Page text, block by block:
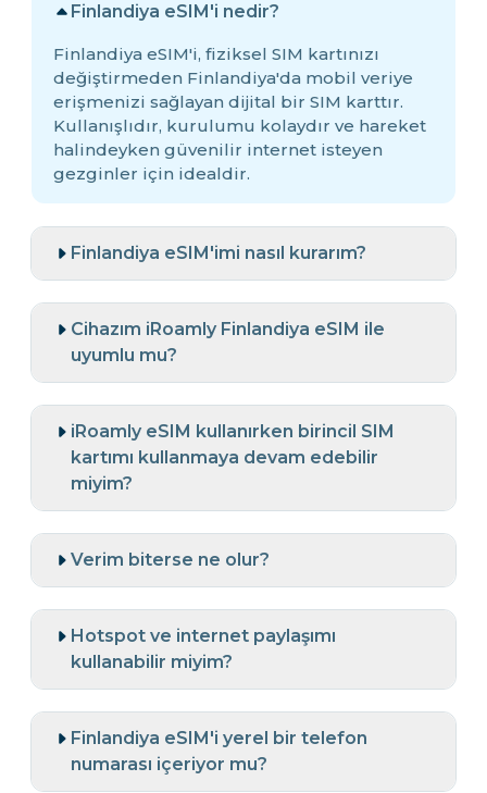
Finlandiya eSIM'i nedir?
Finlandiya eSIM'i, fiziksel SIM kartınızı
değiştirmeden Finlandiya'da mobil veriye
erişmenizi sağlayan dijital bir SIM karttır.
Kullanışlıdır, kurulumu kolaydır ve hareket
halindeyken güvenilir internet isteyen
gezginler için idealdir.
Finlandiya eSIM'imi nasıl kurarım?
Cihazım iRoamly Finlandiya eSIM ile
uyumlu mu?
iRoamly eSIM kullanırken birincil SIM
kartımı kullanmaya devam edebilir
miyim?
Verim biterse ne olur?
Hotspot ve internet paylaşımı
kullanabilir miyim?
Finlandiya eSIM'i yerel bir telefon
numarası içeriyor mu?